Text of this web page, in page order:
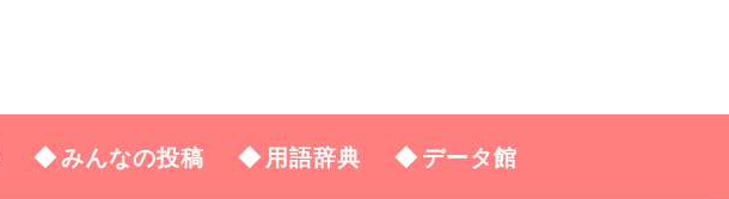
みんなの投稿 用語辞典 データ館